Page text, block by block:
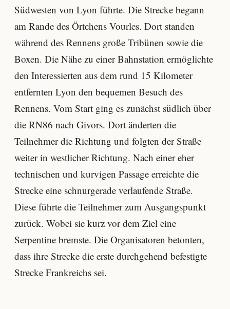
Südwesten von Lyon führte. Die Strecke begann
am Rande des Örtchens Vourles. Dort standen
während des Rennens große Tribünen sowie die
Boxen. Die Nähe zu einer Bahnstation ermöglichte
den Interessierten aus dem rund 15 Kilometer
entfernten Lyon den bequemen Besuch des
Rennens. Vom Start ging es zunächst südlich über
die RN86 nach Givors. Dort änderten die
Teilnehmer die Richtung und folgten der Straße
weiter in westlicher Richtung. Nach einer eher
technischen und kurvigen Passage erreichte die
Strecke eine schnurgerade verlaufende Straße.
Diese führte die Teilnehmer zum Ausgangspunkt
zurück. Wobei sie kurz vor dem Ziel eine
Serpentine bremste. Die Organisatoren betonten,
dass ihre Strecke die erste durchgehend befestigte
Strecke Frankreichs sei.